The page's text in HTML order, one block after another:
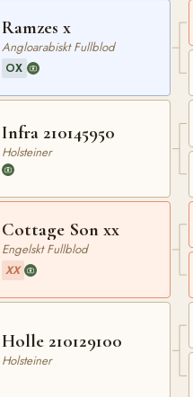
Ramzes x
Angloarabiskt Fullblod
OX
Infra 210145950
Holsteiner
Cottage Son xx
Engelskt Fullblod
XX
Holle 210129100
Holsteiner